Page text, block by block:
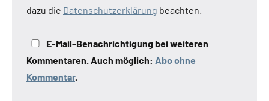
dazu die Datenschutzerklärung beachten.
E-Mail-Benachrichtigung bei weiteren
Kommentaren. Auch möglich: Abo ohne
Kommentar.